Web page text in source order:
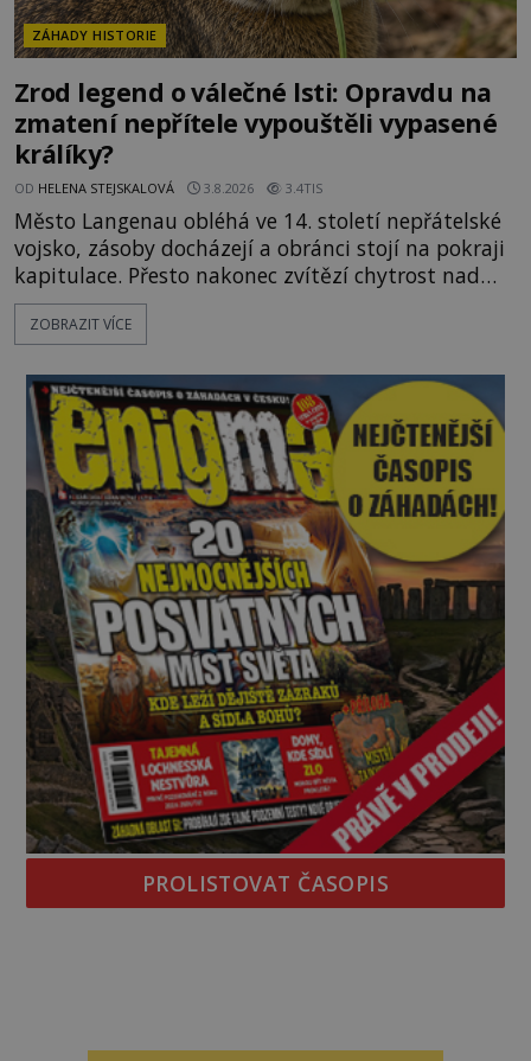
ZÁHADY HISTORIE
Zrod legend o válečné lsti: Opravdu na
zmatení nepřítele vypouštěli vypasené
králíky?
OD HELENA STEJSKALOVÁ 3.8.2026 3.4TIS
Město Langenau obléhá ve 14. století nepřátelské
vojsko, zásoby docházejí a obránci stojí na pokraji
kapitulace. Přesto nakonec zvítězí chytrost nad
hrubou silou. Podle staré německé legendy vypustí
obyvatelé za hradby dobře živeného králíka, aby
dost. Čas pracuje pro obléhatele. Ve městě ubývají
zásoby a každý den znamená další porci strádá
ZOBRAZIT VÍCE
PROLISTOVAT ČASOPIS